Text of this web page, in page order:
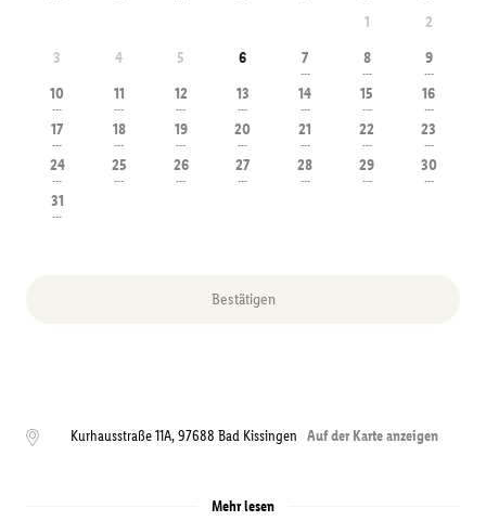
1
2
3
4 5 6 7
---
8
---
9
---
10
---
11
---
12
---
13
---
14
---
15
---
16
---
17
---
18
---
19
---
20
---
21
---
22
---
23
---
24
---
25
---
26
---
27
---
28
---
29
---
30
---
31
---
Bestätigen
Kurhausstraße 11A,97688 Bad Kissingen Auf der Karte anzeigen
Mehr lesen